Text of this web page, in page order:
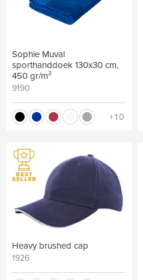
Sophie Muval
sporthanddoek 130x30 cm,
450 gr/m²
9190
+10
Heavy brushed cap
1926